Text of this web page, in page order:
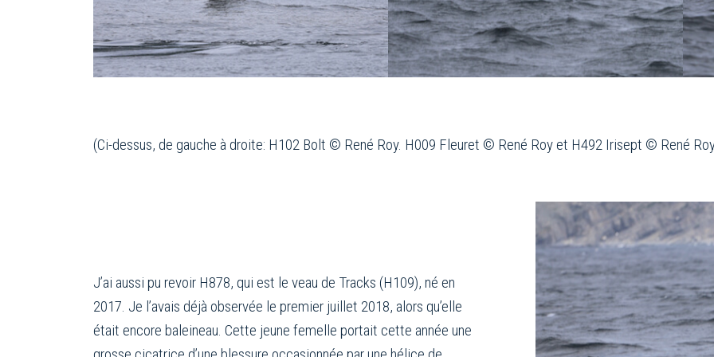
(Ci-dessus, de gauche à droite: H102 Bolt © René Roy. H009 Fleuret © René Roy et H492 Irisept © René
J’ai aussi pu revoir H878, qui est le veau de Tracks (H109), né en
2017. Je l’avais déjà observée le premier juillet 2018, alors qu’elle
était encore baleineau. Cette jeune femelle portait cette année une